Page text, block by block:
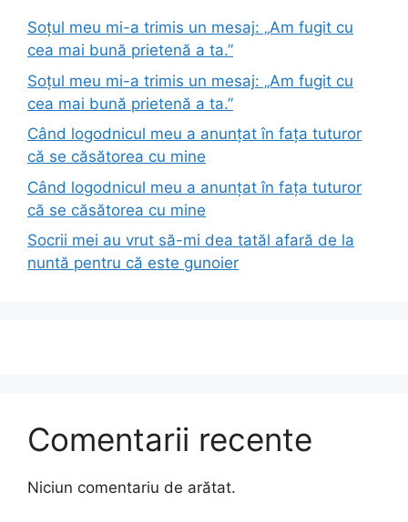
Soțul meu mi-a trimis un mesaj: „Am fugit cu
cea mai bună prietenă a ta.”
Soțul meu mi-a trimis un mesaj: „Am fugit cu
cea mai bună prietenă a ta.”
Când logodnicul meu a anunțat în fața tuturor
că se căsătorea cu mine
Când logodnicul meu a anunțat în fața tuturor
că se căsătorea cu mine
Socrii mei au vrut să-mi dea tatăl afară de la
nuntă pentru că este gunoier
Comentarii recente
Niciun comentariu de arătat.